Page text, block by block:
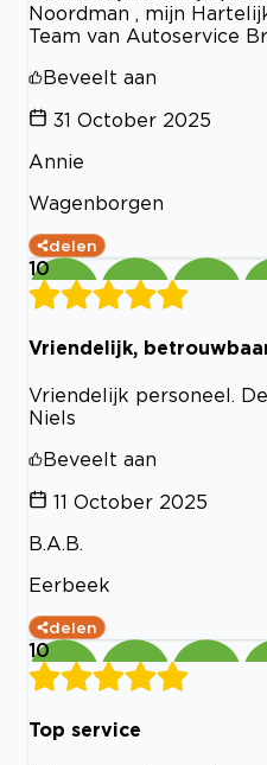
Noordman , mijn
Team van Autoservice
Beveelt aan
31 October 2025
Annie
Wagenborgen
delen
10
Vriendelijk,
Vriendelijk personeel.
Niels
Beveelt aan
11 October 2025
B.A.B.
Eerbeek
delen
10
Top service